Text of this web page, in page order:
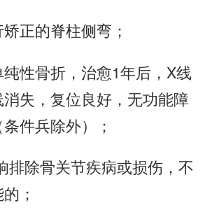
矫正的脊柱侧弯；
纯性骨折，治愈1年后，X线
消失，复位良好，无功能障
件兵除外）；
排除骨关节疾病或损伤，不
；